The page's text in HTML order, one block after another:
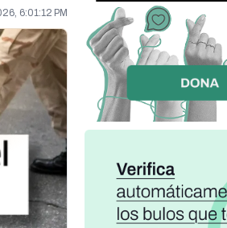
6:01:12 PM